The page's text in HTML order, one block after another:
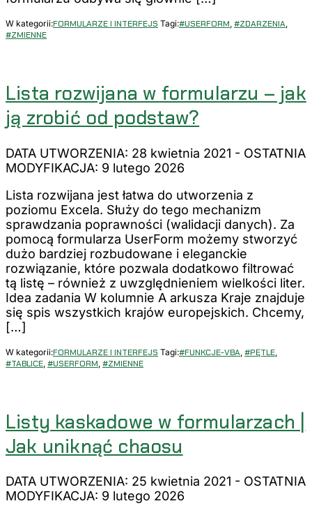
W kategorii:FORMULARZE I INTERFEJS Tagi:#USERFORM #ZDARZENIA
#ZMIENNE
Lista rozwijana w formularzu – jak
ją zrobić od podstaw?
DATA UTWORZENIA: 28 kwietnia 2021 - OSTATNIA
MODYFIKACJA: 9 lutego 2026
Lista rozwijana jest łatwa do utworzenia z
poziomu Excela. Służy do tego mechanizm
sprawdzania poprawności (walidacji danych). Za
pomocą formularza UserForm możemy stworzyć
dużo bardziej rozbudowane i eleganckie
rozwiązanie, które pozwala dodatkowo filtrować
tą listę – również z uwzględnieniem wielkości liter.
Idea zadania W kolumnie A arkusza Kraje znajduje
się spis wszystkich krajów europejskich. Chcemy,
[…]
W kategorii:FORMULARZE I INTERFEJS Tagi:#FUNKCJE-VBA #PĘTLE
#TABLICE #USERFORM #ZMIENNE
Listy kaskadowe w formularzach |
Jak uniknąć chaosu
DATA UTWORZENIA: 25 kwietnia 2021 - OSTATNIA
MODYFIKACJA: 9 lutego 2026